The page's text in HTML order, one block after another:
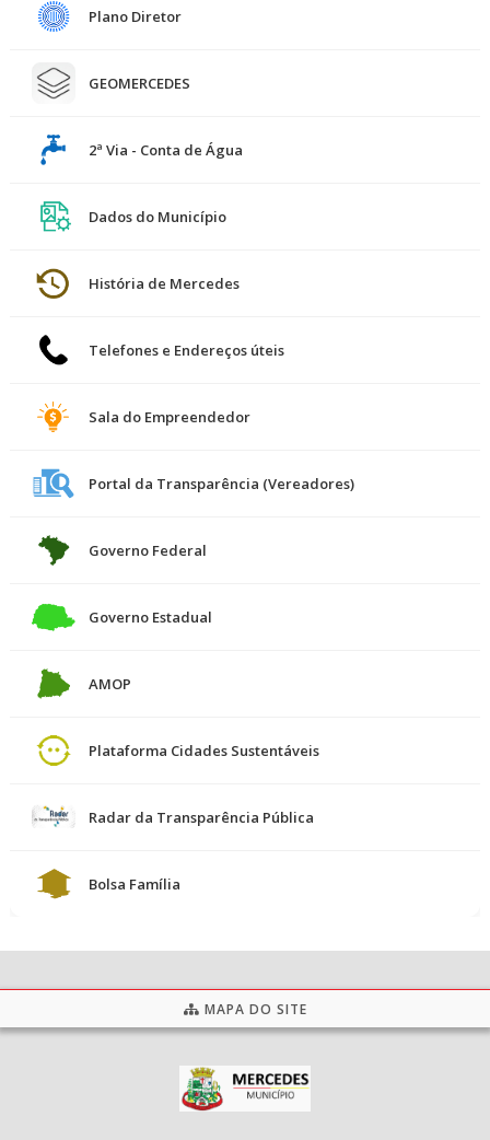
Plano Diretor
GEOMERCEDES
2ª Via - Conta de Água
Dados do Município
História de Mercedes
Telefones e Endereços úteis
Sala do Empreendedor
Portal da Transparência (Vereadores)
Governo Federal
Governo Estadual
AMOP
Plataforma Cidades Sustentáveis
Radar da Transparência Pública
Bolsa Família
MAPA DO SITE